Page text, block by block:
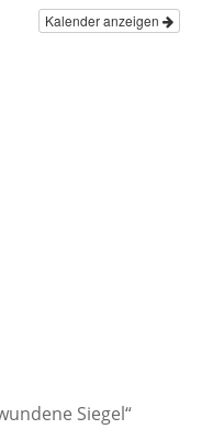
Kalender anzeigen
Siegel“